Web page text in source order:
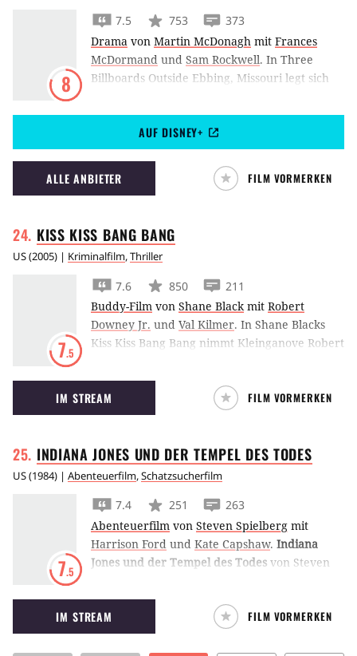
8
7.5 753
373
Drama von Martin McDonagh mit Frances
McDormand und Sam Rockwell. In Three
Billboards Outside Ebbing, Missouri legt sich
durch die Aufstellungen von großen
Werbetafeln mit der Polizei ihrer Heimatstadt
an.
AUF DISNEY+
ALLE ANBIETER FILM VORMERKEN
KISS KISS BANG BANG
US(2005) | Kriminalfilm,Thriller
7.5
7.6 850
211
Buddy-Film von Shane Blackmit Robert
Downey Jr. und Val Kilmer. In Shane Blacks
Kiss Kiss Bang Bang nimmt Kleinganove Robert
Privatdetektiv Val Kilmer.
IM STREAM FILM VORMERKEN
INDIANA JONES UND DER TEMPEL DES TODES
US(1984) | Abenteuerfilm,Schatzsucherfilm
7.5
7.4 251
263
Abenteuerfilm von Steven Spielberg mit
Harrison Ford und Kate Capshaw. Indiana
Jones und der Tempel des Todes von Steven
Harrison Ford, der diesmal gegen einen
indischen Kult kämpft.
IM STREAM FILM VORMERKEN